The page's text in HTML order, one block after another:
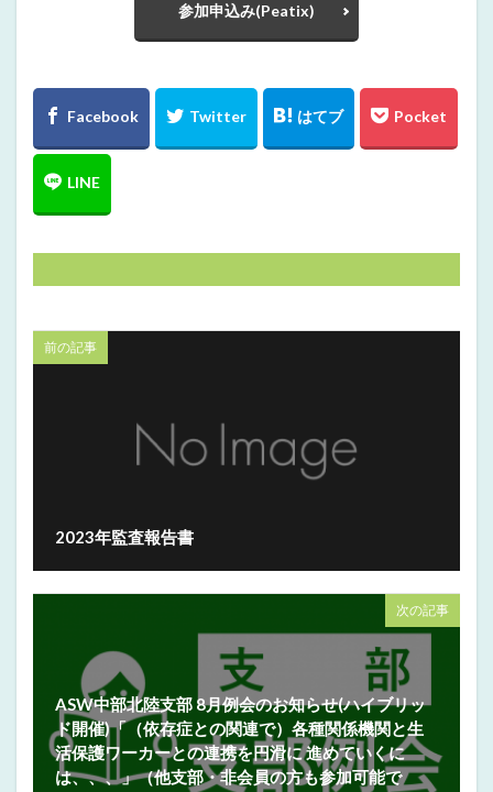
参加申込み(Peatix)
前の記事
2023年監査報告書
次の記事
ASW中部北陸支部 8月例会のお知らせ(ハイブリッ
ド開催)「（依存症との関連で）各種関係機関と生
活保護ワーカーとの連携を円滑に 進めていくに
は、、、」（他支部・非会員の方も参加可能で